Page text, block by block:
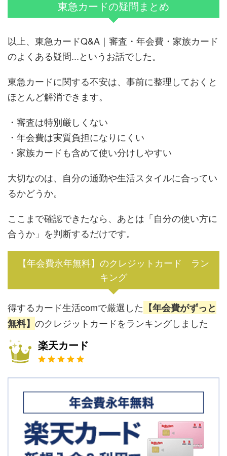
東急カードの疑問まとめ
以上、東急カードQ&A｜審査・年会費・家族カード
のよくある疑問...というお話でした。
東急カードに関する不安は、事前に整理しておくと
ほとんど解消できます。
・審査は特別厳しくない
・年会費は実質負担になりにくい
・家族カードも含めて使い分けしやすい
大切なのは、自分の通勤や生活スタイルに合ってい
るかどうか。
ここまで確認できたなら、あとは「自分の使い方に
合うか」を判断するだけです。
【年会費永年無料】のクレジットカード ラン
キング
得するカード生活comで厳選した 【年会費がずっと
無料】 のクレジットカードをランキングしました
楽天カード